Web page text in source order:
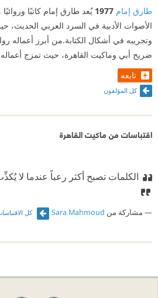
طارق إمام 1977 يُعد طارق إمام كاتبًا
الأصوات الأدبية في السرد العربي الحديث،
وتجريبه في أشكال الكتابة.من أبرز أعماله
ضريح أبي وماكيت القاهرة، حيث تمزج أعماله
تابعه
كل المؤلفون
اقتباسات من ماكيت القاهرة
الكلمات تصبح أكثر رعباً عندما لا
مشاركة من Sara Mahmoud كل